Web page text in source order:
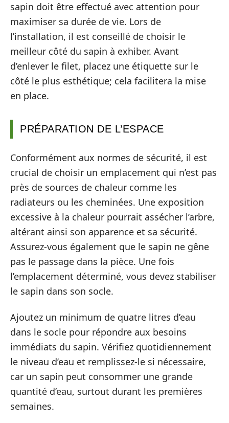
sapin doit être effectué avec attention pour
maximiser sa durée de vie. Lors de
l’installation, il est conseillé de choisir le
meilleur côté du sapin à exhiber. Avant
d’enlever le filet, placez une étiquette sur le
côté le plus esthétique; cela facilitera la mise
en place.
PRÉPARATION DE L’ESPACE
Conformément aux normes de sécurité, il est
crucial de choisir un emplacement qui n’est pas
près de sources de chaleur comme les
radiateurs ou les cheminées. Une exposition
excessive à la chaleur pourrait assécher l’arbre,
altérant ainsi son apparence et sa sécurité.
Assurez-vous également que le sapin ne gêne
pas le passage dans la pièce. Une fois
l’emplacement déterminé, vous devez stabiliser
le sapin dans son socle.
Ajoutez un minimum de quatre litres d’eau
dans le socle pour répondre aux besoins
immédiats du sapin. Vérifiez quotidiennement
le niveau d’eau et remplissez-le si nécessaire,
car un sapin peut consommer une grande
quantité d’eau, surtout durant les premières
semaines.